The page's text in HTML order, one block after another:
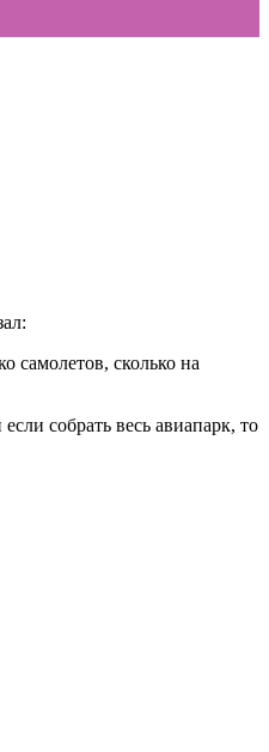
самолетов, сколько на
собрать весь авиапарк, то